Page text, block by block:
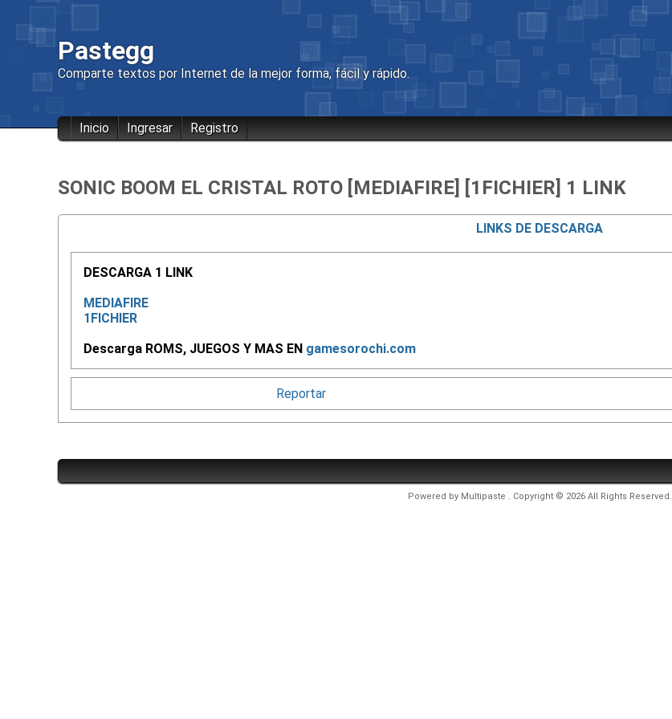
Pastegg
Comparte textos por Internet de la mejor forma, fácil y rápido.
Inicio Ingresar Registro
SONIC BOOM EL CRISTAL ROTO [MEDIAFIRE] [1FICHIER] 1 LINK
LINKS DE DESCARGA
DESCARGA 1 LINK
MEDIAFIRE
1FICHIER
Descarga ROMS, JUEGOS Y MAS EN gamesorochi.com
Reportar
Powered by Multipaste . Copyright © 2026 All Rights Reserved.